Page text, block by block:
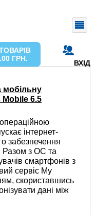
ВХІД
ГРН.
мобільну
Mobile 6.5
інтернет-
забезпечення
Разом з ОС та
смартфонів з
сервіс My
скориставшись
дані між